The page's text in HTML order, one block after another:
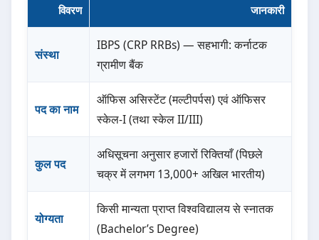
विवरण जानकारी
संस्था
IBPS (CRP RRBs) — सहभागी: कर्नाटक
ग्रामीण बैंक
पद का नाम
ऑफिस असिस्टेंट (मल्टीपर्पस) एवं ऑफिसर
स्केल-I (तथा स्केल II/III)
कुल पद
अधिसूचना अनुसार हजारों रिक्तियाँ (पिछले
चक्र में लगभग 13,000+ अखिल भारतीय)
योग्यता
किसी मान्यता प्राप्त विश्वविद्यालय से स्नातक
(Bachelor’s Degree)